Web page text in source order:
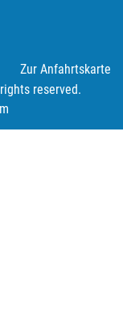
Zur Anfahrtskarte
reserved.